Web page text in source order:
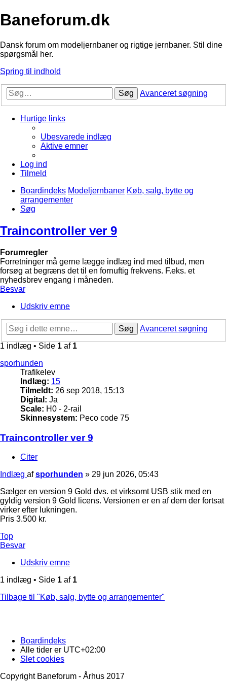
Baneforum.dk
Dansk forum om modeljernbaner og rigtige jernbaner. Stil dine
spørgsmål her.
Spring til indhold
Søg Avanceret søgning
Hurtige links
Ubesvarede indlæg
Aktive emner
Log ind
Tilmeld
Boardindeks Modeljernbaner Køb, salg, bytte og
arrangementer
Søg
Traincontroller ver 9
Forumregler
Forretninger må gerne lægge indlæg ind med tilbud, men
forsøg at begræns det til en fornuftig frekvens. F.eks. et
nyhedsbrev engang i måneden.
Besvar
Udskriv emne
Søg
Avanceret søgning
1 indlæg • Side 1 af 1
sporhunden
Trafikelev
Indlæg: 15
Tilmeldt: 26 sep 2018, 15:13
Digital: Ja
Scale: H0 - 2-rail
Skinnesystem: Peco code 75
Traincontroller ver 9
Citer
Indlæg afsporhunden » 29 jun 2026, 05:43
Sælger en version 9 Gold dvs. et virksomt USB stik med en
gyldig version 9 Gold licens. Versionen er en af dem der fortsat
virker efter lukningen.
Pris 3.500 kr.
Top
Besvar
Udskriv emne
1 indlæg • Side 1 af 1
Tilbage til "Køb, salg, bytte og arrangementer"
Boardindeks
Alle tider er UTC+02:00
Slet cookies
Copyright Baneforum - Århus 2017